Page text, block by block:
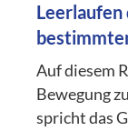
Leerlaufen
Auf diesem
Bewegung
spricht das